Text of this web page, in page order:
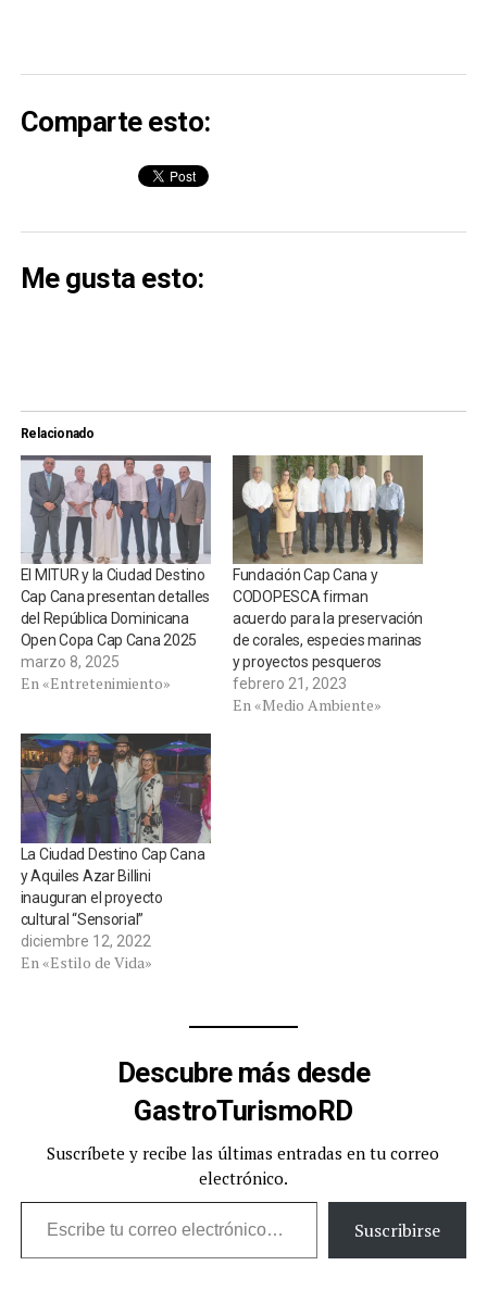
Comparte esto:
Me gusta esto:
Relacionado
El MITUR y la Ciudad Destino
Cap Cana presentan detalles
del República Dominicana
Open Copa Cap Cana 2025
marzo 8, 2025
En «Entretenimiento»
Fundación Cap Cana y
CODOPESCA firman
acuerdo para la preservación
de corales, especies marinas
y proyectos pesqueros
febrero 21, 2023
En «Medio Ambiente»
La Ciudad Destino Cap Cana
y Aquiles Azar Billini
inauguran el proyecto
cultural “Sensorial”
diciembre 12, 2022
En «Estilo de Vida»
Descubre más desde
GastroTurismoRD
Suscríbete y recibe las últimas entradas en tu correo
electrónico.
Escribe tu correo electrónico…
Suscribirse